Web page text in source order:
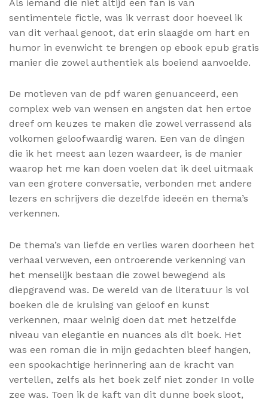
Als iemand die niet altijd een fan is van
sentimentele fictie, was ik verrast door hoeveel ik
van dit verhaal genoot, dat erin slaagde om hart en
humor in evenwicht te brengen op ebook epub gratis
manier die zowel authentiek als boeiend aanvoelde.
De motieven van de pdf waren genuanceerd, een
complex web van wensen en angsten dat hen ertoe
dreef om keuzes te maken die zowel verrassend als
volkomen geloofwaardig waren. Een van de dingen
die ik het meest aan lezen waardeer, is de manier
waarop het me kan doen voelen dat ik deel uitmaak
van een grotere conversatie, verbonden met andere
lezers en schrijvers die dezelfde ideeën en thema’s
verkennen.
De thema’s van liefde en verlies waren doorheen het
verhaal verweven, een ontroerende verkenning van
het menselijk bestaan die zowel bewegend als
diepgravend was. De wereld van de literatuur is vol
boeken die de kruising van geloof en kunst
verkennen, maar weinig doen dat met hetzelfde
niveau van elegantie en nuances als dit boek. Het
was een roman die in mijn gedachten bleef hangen,
een spookachtige herinnering aan de kracht van
vertellen, zelfs als het boek zelf niet zonder In volle
zee was. Toen ik de kaft van dit dunne boek sloot,